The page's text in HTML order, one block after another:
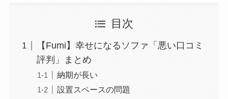
目次
【Fumi】幸せになるソファ「悪い口コミ
評判」まとめ
納期が長い
設置スペースの問題